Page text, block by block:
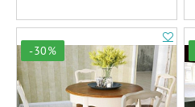
-30%